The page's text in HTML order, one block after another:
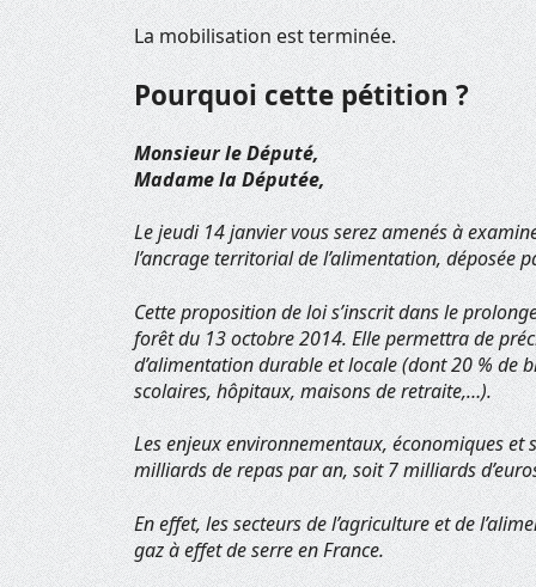
La mobilisation est terminée.
Pourquoi cette pétition ?
Monsieur le Député,
Madame la Députée,
Le jeudi 14 janvier vous serez amenés à
l’ancrage territorial de l’alimentation, déposée
Cette proposition de loi s’inscrit dans le
forêt du 13 octobre 2014. Elle permettra de
d’alimentation durable et locale (dont 20 % de
scolaires, hôpitaux, maisons de retraite,…).
Les enjeux environnementaux, économiques
milliards de repas par an, soit 7 milliards
En effet, les secteurs de l’agriculture et de
gaz à effet de serre en France.